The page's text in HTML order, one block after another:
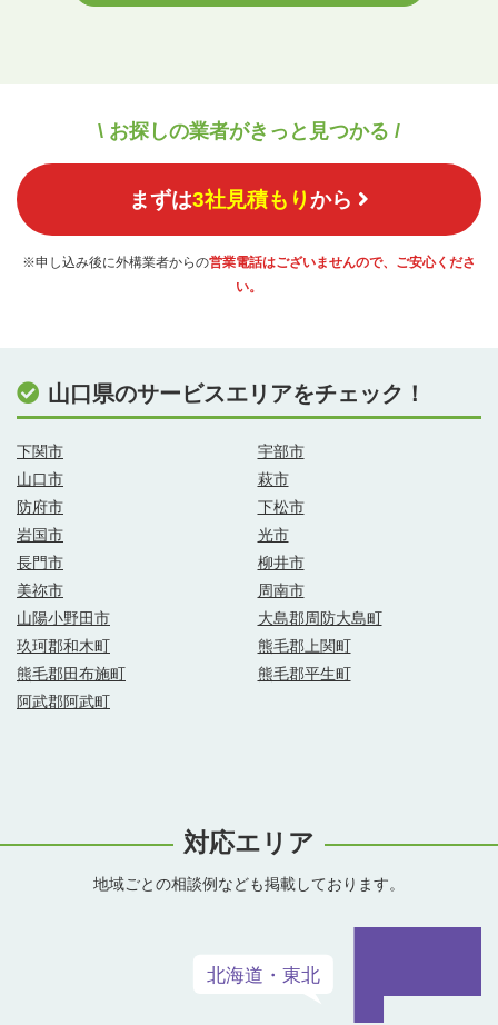
\ お探しの業者がきっと見つかる /
まずは3社見積もりから
※申し込み後に外構業者からの営業電話はございませんので、ご安心くださ
い。
山口県のサービスエリアをチェック！
下関市
宇部市
山口市
萩市
防府市
下松市
岩国市
光市
長門市
柳井市
美祢市
周南市
山陽小野田市
大島郡周防大島町
玖珂郡和木町
熊毛郡上関町
熊毛郡田布施町
熊毛郡平生町
阿武郡阿武町
対応エリア
地域ごとの相談例なども掲載しております。